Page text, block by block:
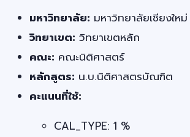
มหาวิทยาลัย: มหาวิทยาลัยเชียงใหม่
วิทยาเขต: วิทยาเขตหลัก
คณะ: คณะนิติศาสตร์
หลักสูตร: น.บ.นิติศาสตรบัณฑิต
คะแนนที่ใช้:
CAL_TYPE: 1 %